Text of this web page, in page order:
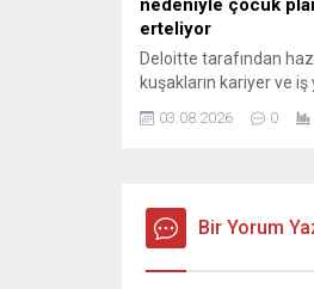
nedeniyle çocuk
erteliyor
Deloitte tarafından
kuşakların kariyer ve iş
amacıyla "Kendi
olma, iş kurma veya
etme gibi önemli yaşam
finansal öncelikleri
03.08.2026 0
Bir Yorum